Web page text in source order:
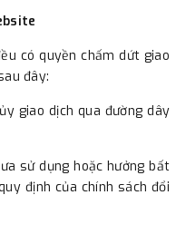
có quyền chấm dứt giao
đây:
giao dịch qua đường dây
sử dụng hoặc hưởng bất
định của chính sách đổi